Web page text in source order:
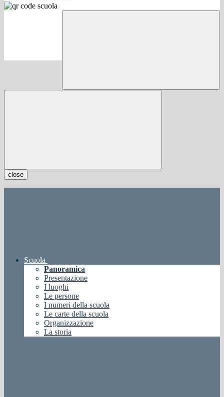
close
Scuola
Panoramica
Presentazione
I luoghi
Le persone
I numeri della scuola
Le carte della scuola
Organizzazione
La storia